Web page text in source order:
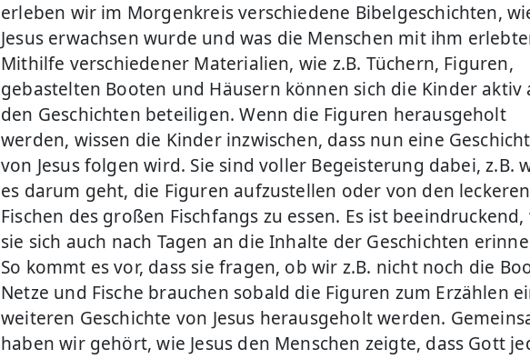
erleben wir im Morgenkreis verschiedene Bibelgeschichten,
Jesus erwachsen wurde und was die Menschen mit ihm
Mithilfe verschiedener Materialien, wie z.B. Tüchern, Figuren,
gebastelten Booten und Häusern können sich die Kinder aktiv
den Geschichten beteiligen. Wenn die Figuren herausgeholt
werden, wissen die Kinder inzwischen, dass nun eine
von Jesus folgen wird. Sie sind voller Begeisterung dabei, z.B.
es darum geht, die Figuren aufzustellen oder von den leckeren
Fischen des großen Fischfangs zu essen. Es ist beeindruckend,
sie sich auch nach Tagen an die Inhalte der Geschichten
So kommt es vor, dass sie fragen, ob wir z.B. nicht noch die
Netze und Fische brauchen sobald die Figuren zum Erzählen
weiteren Geschichte von Jesus herausgeholt werden.
haben wir gehört, wie Jesus den Menschen zeigte, dass Gott